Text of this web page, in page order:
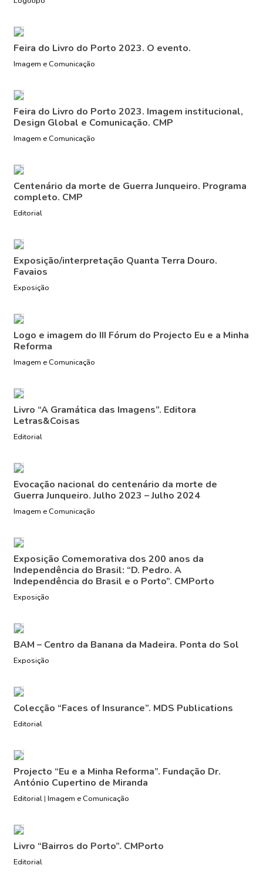
Feira do Livro do Porto 2023. O evento.
Imagem e Comunicação
Feira do Livro do Porto 2023. Imagem institucional,
Design Global e Comunicação. CMP
Imagem e Comunicação
Centenário da morte de Guerra Junqueiro. Programa
completo. CMP
Editorial
Exposição/interpretação Quanta Terra Douro.
Favaios
Exposição
Logo e imagem do III Fórum do Projecto Eu e a Minha
Reforma
Imagem e Comunicação
Livro “A Gramática das Imagens”. Editora
Letras&Coisas
Editorial
Evocação nacional do centenário da morte de
Guerra Junqueiro. Julho 2023 – Julho 2024
Imagem e Comunicação
Exposição Comemorativa dos 200 anos da
Independência do Brasil: “D. Pedro. A
Independência do Brasil e o Porto”. CMPorto
Exposição
BAM – Centro da Banana da Madeira. Ponta do Sol
Exposição
Colecção “Faces of Insurance”. MDS Publications
Editorial
Projecto “Eu e a Minha Reforma”. Fundação Dr.
António Cupertino de Miranda
Editorial| Imagem e Comunicação
Livro “Bairros do Porto”. CMPorto
Editorial